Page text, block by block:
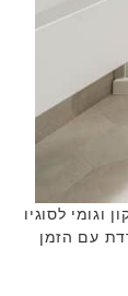
לסוגיו
עם הזמן